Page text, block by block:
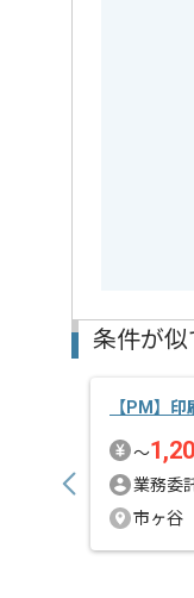
レバテ
PM、
複数案
ご経験
基本的に
条件が
【PM】
〜
業務委
市ヶ谷